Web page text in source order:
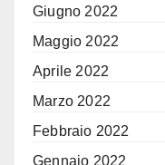
Giugno 2022
Maggio 2022
Aprile 2022
Marzo 2022
Febbraio 2022
Gennaio 2022